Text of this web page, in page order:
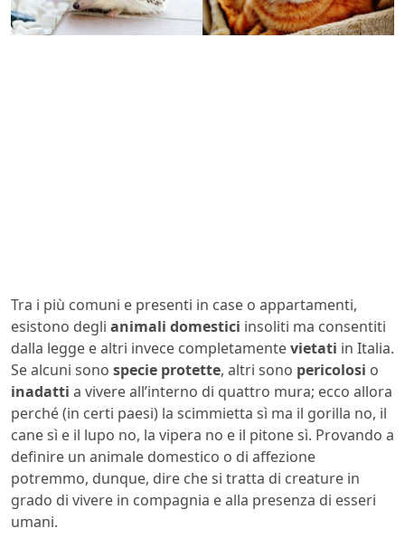
Tra i più comuni e presenti in case o appartamenti,
esistono degli animali domestici insoliti ma consentiti
dalla legge e altri invece completamentevietati in Italia.
Se alcuni sono specie protette, altri sono pericolosi o
inadatti a vivere all’interno di quattro mura; ecco allora
perché (in certi paesi) la scimmietta sì ma il gorilla no, il
cane sì e il lupo no, la vipera no e il pitone sì. Provando a
definire un animale domestico o di affezione
potremmo, dunque, dire che si tratta di creature in
grado di vivere in compagnia e alla presenza di esseri
umani.